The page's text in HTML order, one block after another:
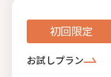
初回限定
お試しプラン